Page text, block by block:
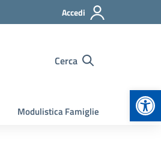
Accedi
Cerca
Modulistica Famiglie